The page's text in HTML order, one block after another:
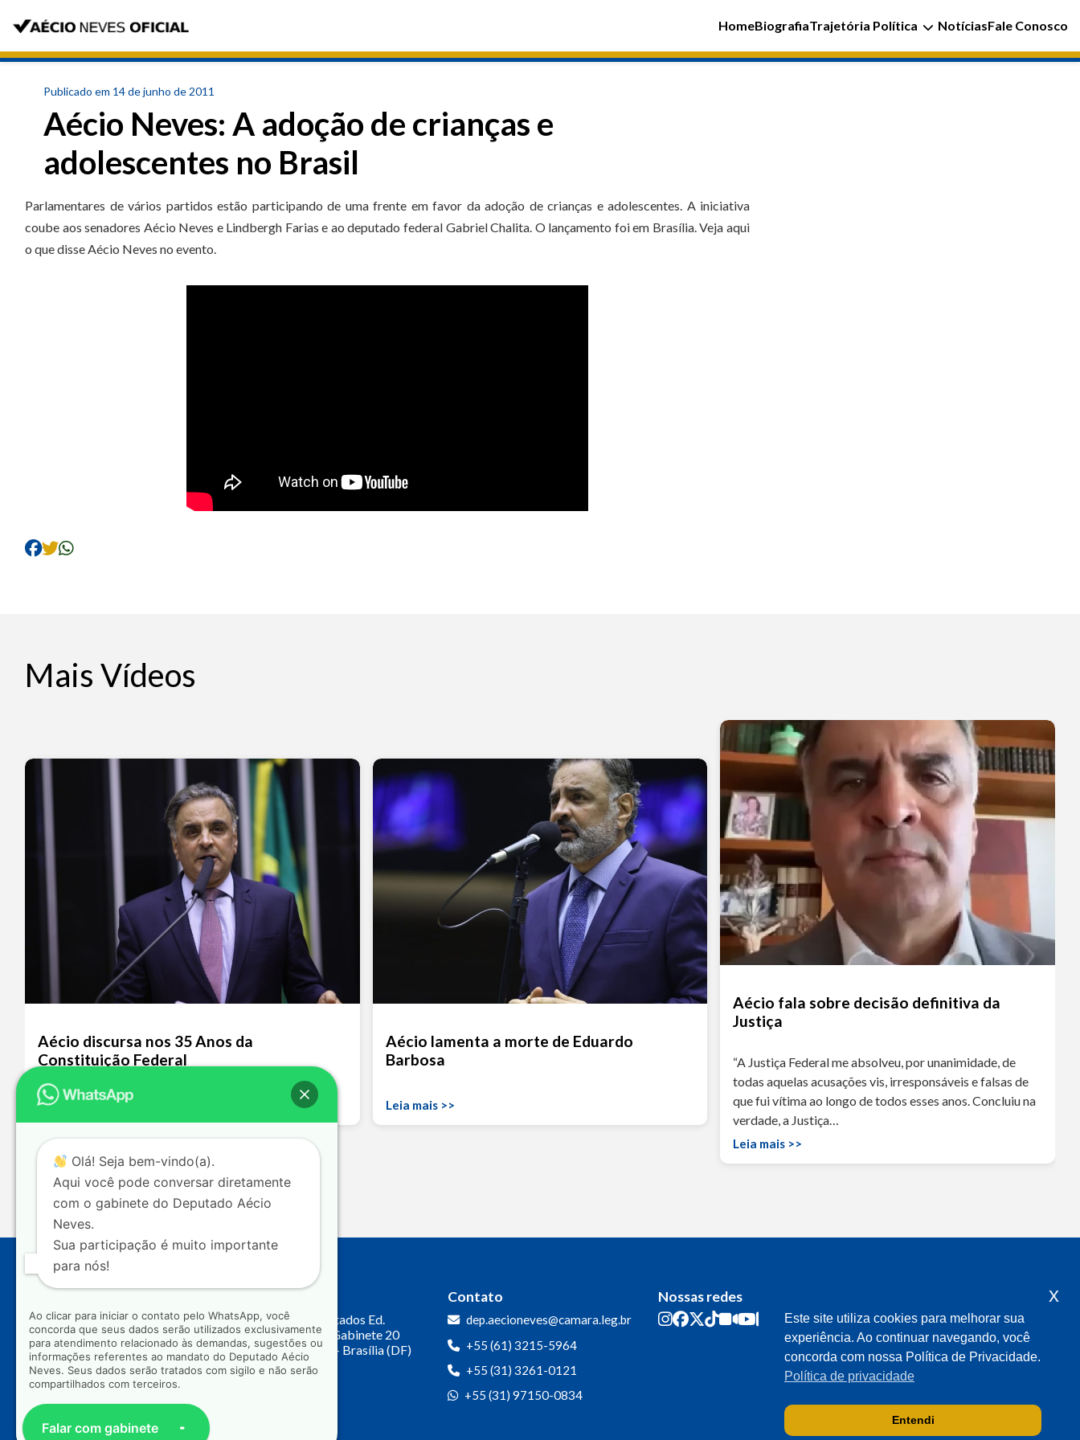
HomeBiografiaTrajetória Política NotíciasFale Conosco
Publicado em 14 de junho de 2011
Aécio Neves: A adoção de crianças e
adolescentes no Brasil
Parlamentares de vários partidos estão participando de uma frente em favor da adoção de crianças e adolescentes. A iniciativa
coube aos senadores Aécio Neves e Lindbergh Farias e ao deputado federal Gabriel Chalita. O lançamento foi em Brasília. Veja aqui
o que disse Aécio Neves no evento.
Mais Vídeos
Aécio discursa nos 35 Anos da
Constituição Federal
Leia mais >>
Aécio lamenta a morte de Eduardo
Barbosa
Leia mais >>
Aécio fala sobre decisão definitiva da
Justiça
“A Justiça Federal me absolveu, por unanimidade, de
todas aquelas acusações vis, irresponsáveis e falsas de
que fui vítima ao longo de todos esses anos. Concluiu na
verdade, a Justiça…
Leia mais >>
Câmara dos Deputados Ed.
Principal, Ala C – Gabinete 20
CEP: 70.160-900 – Brasília (DF)
Contato
dep.aecioneves@camara.leg.br
+55 (61) 3215-5964
+55 (31) 3261-0121
+55 (31) 97150-0834
Nossas redes
Olá! Seja bem-vindo(a).
Aqui você pode conversar diretamente
com o gabinete do Deputado Aécio
Neves.
Sua participação é muito importante
para nós!
Ao clicar para iniciar o contato pelo WhatsApp, você
concorda que seus dados serão utilizados exclusivamente
para atendimento relacionado às demandas, sugestões ou
informações referentes ao mandato do Deputado Aécio
Neves. Seus dados serão tratados com sigilo e não serão
compartilhados com terceiros.
Falar com gabinete
Este site utiliza cookies para melhorar sua
experiência. Ao continuar navegando, você
concorda com nossa Política de Privacidade.
Política de privacidade
Entendi
x